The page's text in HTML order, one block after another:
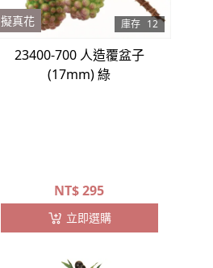
庫存 12
擬真花
23400-700 人造覆盆子
(17mm) 綠
NT$295
立即選購